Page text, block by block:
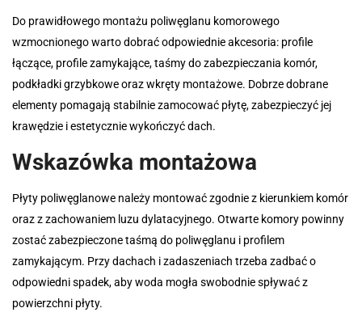
Do prawidłowego montażu poliwęglanu komorowego
wzmocnionego warto dobrać odpowiednie akcesoria: profile
łączące, profile zamykające, taśmy do zabezpieczania komór,
podkładki grzybkowe oraz wkręty montażowe. Dobrze dobrane
elementy pomagają stabilnie zamocować płytę, zabezpieczyć jej
krawędzie i estetycznie wykończyć dach.
Wskazówka montażowa
Płyty poliwęglanowe należy montować zgodnie z kierunkiem komór
oraz z zachowaniem luzu dylatacyjnego. Otwarte komory powinny
zostać zabezpieczone taśmą do poliwęglanu i profilem
zamykającym. Przy dachach i zadaszeniach trzeba zadbać o
odpowiedni spadek, aby woda mogła swobodnie spływać z
powierzchni płyty.